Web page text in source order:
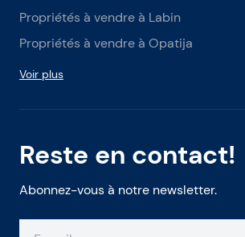
Reste en contact!
Abonnez-vous à notre newsletter.
Propriétés à vendre à Labin
Propriétés à vendre à Opatija
Voir plus